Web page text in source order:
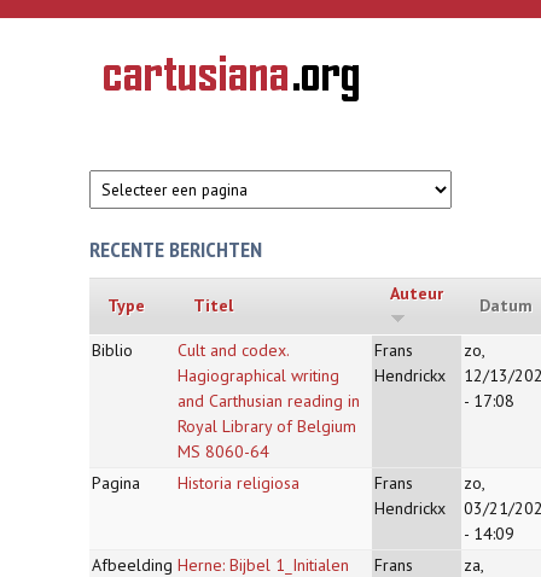
Overslaan en naar de inhoud gaan
CARTUSIANA
Geschiedenis
van de
RECENTE BERICHTEN
Type Titel
Auteur
Datum
Biblio
Cult and codex.
Hagiographical writing
and Carthusian reading in
Royal Library of Belgium
MS 8060-64
Frans
Hendrickx
zo,
12/13/
- 17:08
Pagina Historia religiosa
Frans
Hendrickx
zo,
03/21/
- 14:09
Afbeelding Herne: Bijbel 1_Initialen
Frans
za,